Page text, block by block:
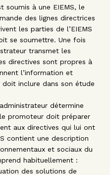
soumis à une EIEMS, le
des lignes directrices
les parties de l’EIEMS
se soumettre. Une fois
transmet les
directives sont propres à
l’information et
doit inclure dans son étude
détermine
le promoteur doit préparer
aux directives qui lui ont
contient une description
et sociaux du
habituellement :
des solutions de